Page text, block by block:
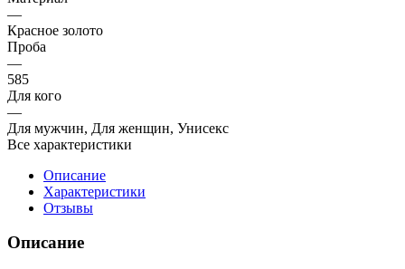
—
Красное золото
Проба
—
585
Для кого
—
Для мужчин, Для женщин, Унисекс
Все характеристики
Описание
Характеристики
Отзывы
Описание